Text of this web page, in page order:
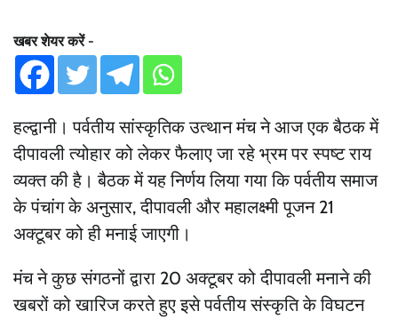
खबर शेयर करें -
हल्द्वानी। पर्वतीय सांस्कृतिक उत्थान मंच ने आज एक बैठक में
दीपावली त्योहार को लेकर फैलाए जा रहे भ्रम पर स्पष्ट राय
व्यक्त की है। बैठक में यह निर्णय लिया गया कि पर्वतीय समाज
के पंचांग के अनुसार, दीपावली और महालक्ष्मी पूजन 21
अक्टूबर को ही मनाई जाएगी।
मंच ने कुछ संगठनों द्वारा 20 अक्टूबर को दीपावली मनाने की
खबरों को खारिज करते हुए इसे पर्वतीय संस्कृति के विघटन